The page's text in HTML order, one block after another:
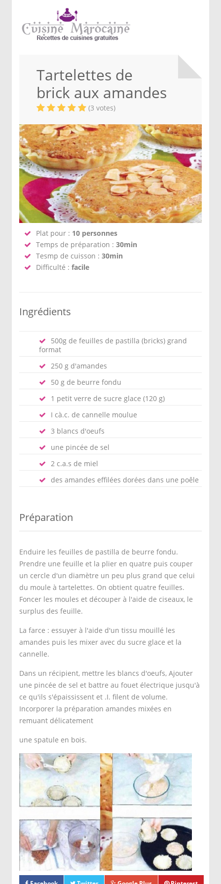
Tartelettes de
brick aux amandes
(3 votes)
Plat pour : 10 personnes
Temps de préparation : 30min
Tesmp de cuisson : 30min
Difficulté : facile
Ingrédients
500g de feuilles de pastilla (bricks) grand
format
250 g d'amandes
50 g de beurre fondu
1 petit verre de sucre glace (120 g)
I cà.c. de cannelle moulue
3 blancs d'oeufs
une pincée de sel
2 c.a.s de miel
des amandes effilées dorées dans une poêle
Préparation
Enduire les feuilles de pastilla de beurre fondu.
Prendre une feuille et la plier en quatre puis couper
un cercle d'un diamètre un peu plus grand que celui
du moule à tartelettes. On obtient quatre feuilles.
Foncer les moules et découper à l'aide de ciseaux, le
surplus des feuille.
La farce : essuyer à l'aide d'un tissu mouillé les
amandes puis les mixer avec du sucre glace et la
cannelle.
Dans un récipient, mettre les blancs d'oeufs, Ajouter
une pincée de sel et battre au fouet électrique jusqu'à
ce qu'ils s'épaississent et .I. filent de volume.
Incorporer la préparation amandes mixées en
remuant délicatement
une spatule en bois.
Répartir la préparation sur les fonds des tartelettes
égales. Faire cuire dans un four préchauffé à
température de I80°C pendant 30 mn.
Servir les tartelettes froides et garnies de quelques